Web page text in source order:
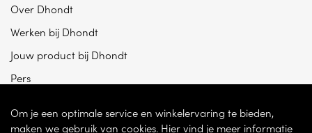
Over Dhondt
Werken bij Dhondt
Jouw product bij Dhondt
Pers
Om je een optimale service en winkelervaring te bieden,
maken we gebruik van cookies. Hier vind je meer informatie